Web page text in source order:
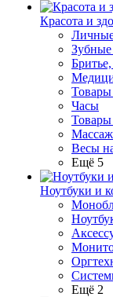
Красота и
Товары
Часы
Весы
Ещё 5
Ноутбуки и
Ещё 2